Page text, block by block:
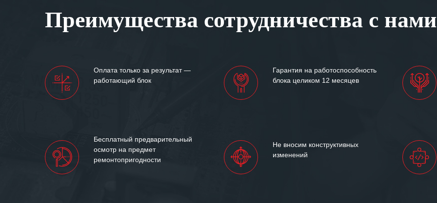
Преимущества сотрудничества с нами
Оплата только за результат —
работающий блок
Гарантия на работоспособность
блока целиком 12 месяцев
Бесплатный предварительный
осмотр на предмет
ремонтопригодности
Не вносим конструктивных
изменений